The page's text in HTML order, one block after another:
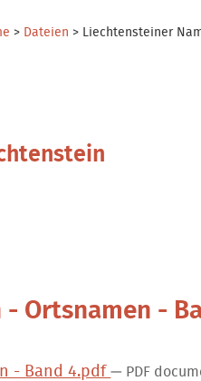
> Dateien > Liechtensteiner
Ortsnamen -
- Band 4.pdf— PDF